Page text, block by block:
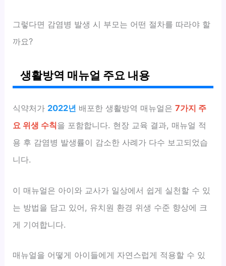
그렇다면 감염병 발생 시 부모는 어떤 절차를 따라야 할
까요?
생활방역 매뉴얼 주요 내용
식약처가 2022년 배포한 생활방역 매뉴얼은7가지 주
요 위생 수칙을 포함합니다. 현장 교육 결과, 매뉴얼 적
용 후 감염병 발생률이 감소한 사례가 다수 보고되었습
니다.
이 매뉴얼은 아이와 교사가 일상에서 쉽게 실천할 수 있
는 방법을 담고 있어, 유치원 환경 위생 수준 향상에 크
게 기여합니다.
매뉴얼을 어떻게 아이들에게 자연스럽게 적용할 수 있